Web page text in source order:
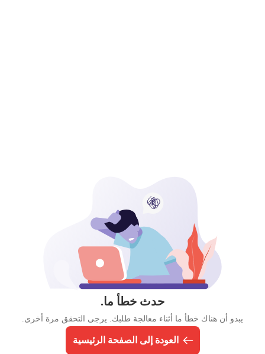
حدث خطأ ما.
يبدو أن هناك خطأ ما أثناء معالجة طلبك. يرجى التحقق مرة أخرى.
العودة إلى الصفحة الرئيسية